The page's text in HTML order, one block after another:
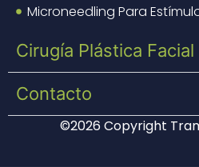
Microneedling Para
Cirugía Plástica Facial
Contacto
©2026 Copyright